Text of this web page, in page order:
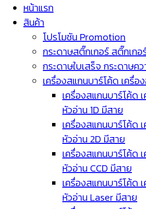
หน้าแรก
สินค้า
โปรโมชัน Promotion
กระดาษสติ๊กเกอร์ สติ๊กเกอ
กระดาษใบเสร็จ กระดาษค
เครื่องสแกนบาร์โค้ด เครื่อ
เครื่องสแกนบาร์โค้ด
หัวอ่าน 1D มีสาย
เครื่องสแกนบาร์โค้ด
หัวอ่าน 2D มีสาย
เครื่องสแกนบาร์โค้ด
หัวอ่าน CCD มีสาย
เครื่องสแกนบาร์โค้ด
หัวอ่าน Laser มีสาย